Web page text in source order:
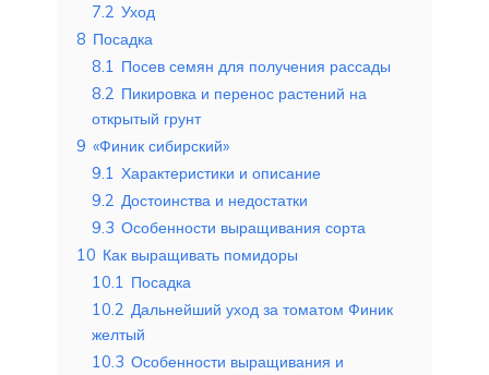
7.2 Уход
8 Посадка
8.1 Посев семян для получения рассады
8.2 Пикировка и перенос растений на
открытый грунт
9 «Финик сибирский»
9.1 Характеристики и описание
9.2 Достоинства и недостатки
9.3 Особенности выращивания сорта
10 Как выращивать помидоры
10.1 Посадка
10.2 Дальнейший уход за томатом Финик
желтый
10.3 Особенности выращивания и